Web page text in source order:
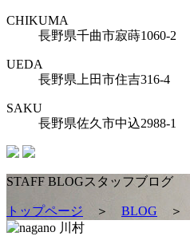
CHIKUMA
長野県千曲市寂蒔1060-2
UEDA
長野県上田市住吉316-4
SAKU
長野県佐久市中込2988-1
STAFF BLOGスタッフブログ
トップページ ＞ BLOG ＞